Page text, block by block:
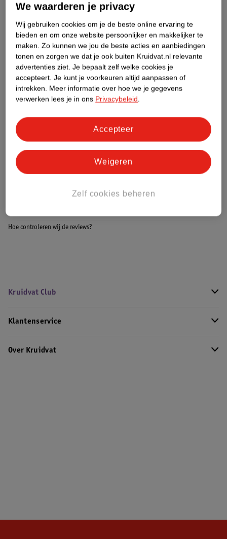
Over dit product
Productinformatie
Nature Impact Score
Dit product heeft (nog) geen Nature
Impact Score.
Meer informatie
Bestel & Bezorginformatie
Hoe controleren wij de reviews?
Kruidvat Club
Klantenservice
Over Kruidvat
We waarderen je privacy
Wij gebruiken cookies om je de beste online ervaring te
bieden en om onze website persoonlijker en makkelijker te
maken. Zo kunnen we jou de beste acties en aanbiedingen
tonen en zorgen we dat je ook buiten Kruidvat.nl relevante
advertenties ziet. Je bepaalt zelf welke cookies je
accepteert. Je kunt je voorkeuren altijd aanpassen of
intrekken. Meer informatie over hoe we je gegevens
verwerken lees je in ons Privacybeleid.
Zelf cookies beheren
Weigeren
Accepteer